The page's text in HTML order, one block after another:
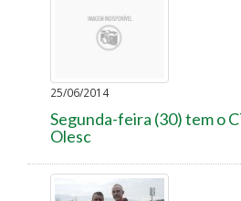
25/06/2014
Segunda-feira (30) tem o
Olesc